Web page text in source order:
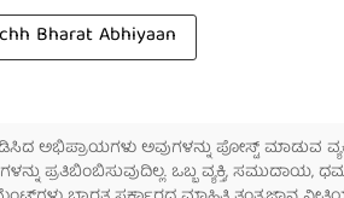
Bharat Abhiyaan
ಅಭಿಪ್ರಾಯಗಳು ಅವುಗಳನ್ನು ಪೋಸ್ಟ್ ಮಾಡುವ
ಪ್ರತಿಬಿಂಬಿಸುವುದಿಲ್ಲ. ಒಬ್ಬ ವ್ಯಕ್ತಿ, ಸಮುದಾಯ,